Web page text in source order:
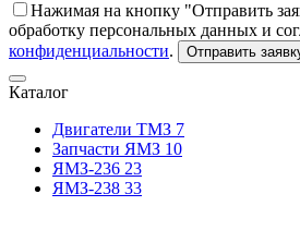
Нажимая на кнопку "Отправить
обработку персональных данных и
конфиденциальности. Отправить
Каталог
Двигатели ТМЗ 7
Запчасти ЯМЗ 10
ЯМЗ-236 23
ЯМЗ-238 33